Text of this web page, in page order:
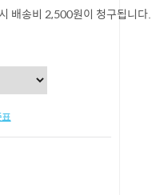
배송비 2,500원이 청구됩니다.